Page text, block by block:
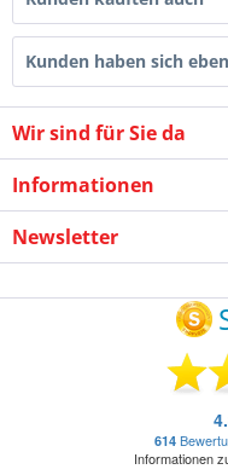
Kunden haben sich
Wir sind für Sie da
Informationen
Newsletter